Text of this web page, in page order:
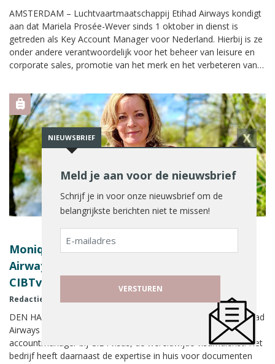
AMSTERDAM – Luchtvaartmaatschappij Etihad Airways kondigt
aan dat Mariela Prosée-Wever sinds 1 oktober in dienst is
getreden als Key Account Manager voor Nederland. Hierbij is ze
onder andere verantwoordelijk voor het beheer van leisure en
corporate sales, promotie van het merk en het verbeteren van
Monique van der Kroft vertrekt bij Etihad
Airways en gaat per mei aan de slag bij
CIBTvisas
Redactie Reisbizz
DEN HAAG - Monique van der Kroft verlaat na negen jaar Etihad
Airways en gaat in mei in Den Haag aan de slag als
accountmanager bij CIBTvisas, de wereldwijde visumdienst. Het
bedrijf heeft daarnaast de expertise in huis voor documenten
NIEUWSBRIEF X
Meld je aan voor de nieuwsbrief
Schrijf je in voor onze nieuwsbrief om de
belangrijkste berichten niet te missen!
E-
mailadres